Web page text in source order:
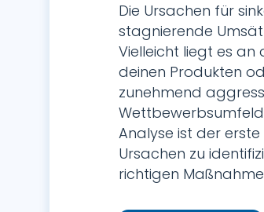
Die Ursachen für
stagnierende
Vielleicht liegt es an
deinen Produkten
zunehmend
Analyse ist der
Ursachen zu
richtigen